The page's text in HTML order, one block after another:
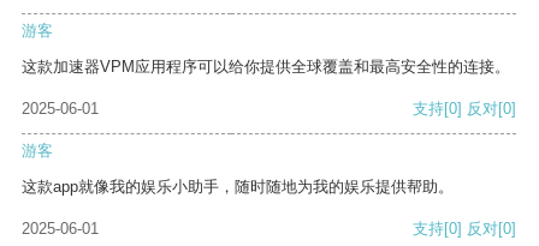
游客
这款加速器VPM应用程序可以给你提供全球覆盖和最高安全性的连接。
2025-06-01 支持[0] 反对[0]
游客
这款app就像我的娱乐小助手，随时随地为我的娱乐提供帮助。
2025-06-01 支持[0] 反对[0]